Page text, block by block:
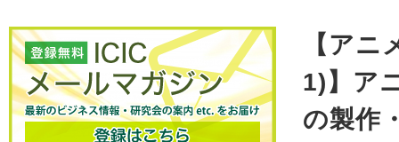
【ア
1)】ア
の製作